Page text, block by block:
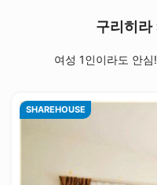
구리히라
여성 1인이라도 안
SHAREHOUSE